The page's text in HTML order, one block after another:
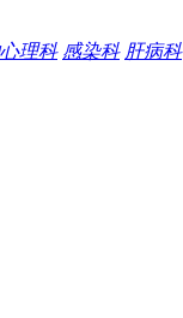
理科 感染科 肝病科